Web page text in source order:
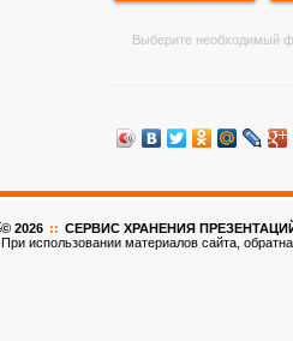
Выберите необходимый
© 2026 :: CЕРВИС ХРАНЕНИЯ ПРЕЗЕНТАЦИЙ
При использовании материалов сайта,